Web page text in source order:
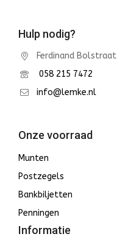
Hulp nodig?
Ferdinand
058 215 7472
info@lemke.nl
Onze voorraad
Munten
Postzegels
Bankbiljetten
Penningen
Informatie